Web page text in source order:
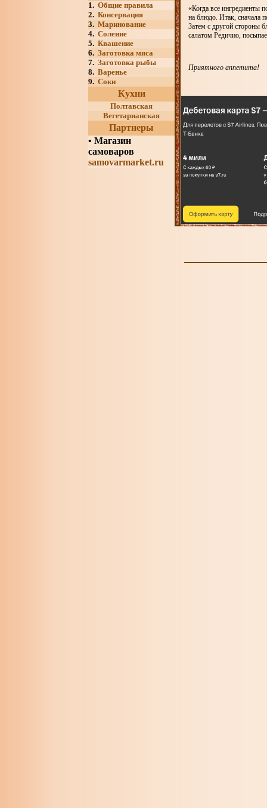
1. Общие правила
2. Консервация
3. Маринование
4. Соление
5. Квашение
6. Заготовка мяса
7. Заготовка рыбы
8. Варенье
9. Соки
Кухни
Полтавская
Вегетарианская
Партнеры
• Магазин
самоваров
samovarmarket.ru
«Когда все ингредиенты
на блюдо. Итак, сначала
Затем с другой стороны
салатом Редичио,
Приятного аппетита!